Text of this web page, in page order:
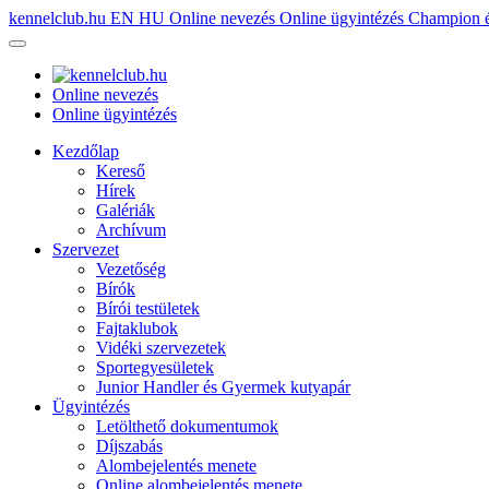
kennelclub.hu EN HU Online nevezés Online ügyintézés Champion
Online nevezés
Online ügyintézés
Kezdőlap
Kereső
Hírek
Galériák
Archívum
Szervezet
Vezetőség
Bírók
Bírói testületek
Fajtaklubok
Vidéki szervezetek
Sportegyesületek
Junior Handler és Gyermek kutyapár
Ügyintézés
Letölthető dokumentumok
Díjszabás
Alombejelentés menete
Online alombejelentés menete